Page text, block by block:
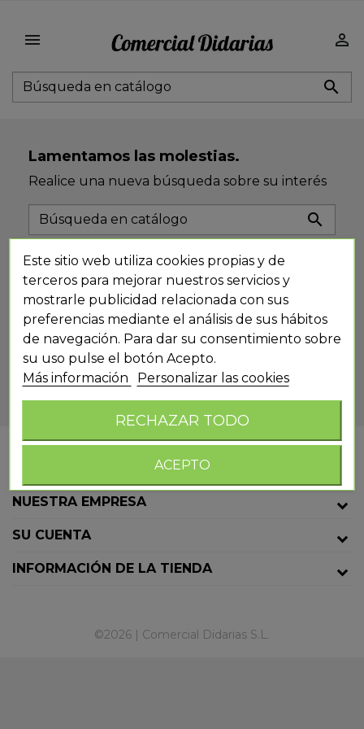



Lamentamos las molestias.
Realice una nueva búsqueda sobre su interés

NUESTRA EMPRESA
SU CUENTA
INFORMACIÓN DE LA TIENDA
Este sitio web utiliza cookies propias y de
terceros para mejorar nuestros servicios y
mostrarle publicidad relacionada con sus
preferencias mediante el análisis de sus hábitos
de navegación. Para dar su consentimiento sobre
su uso pulse el botón Acepto.
Más información
Personalizar las cookies
RECHAZAR TODO
ACEPTO
©2026 | Comercial Didarias S.L.